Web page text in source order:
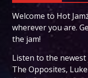
Welcome to Hot
wherever you are.
the jam!
Listen to the
The Opposites,